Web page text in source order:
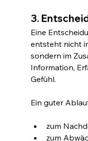
3.
Eine
entsteht nicht
sondern im
Information,
Gefühl.
Ein guter
zum
zum